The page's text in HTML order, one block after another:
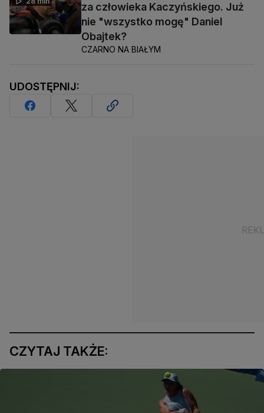
za człowieka Kaczyńskiego. Już
nie "wszystko mogę" Daniel
Obajtek?
CZARNO NA BIAŁYM
UDOSTĘPNIJ:
CZYTAJ TAKŻE: